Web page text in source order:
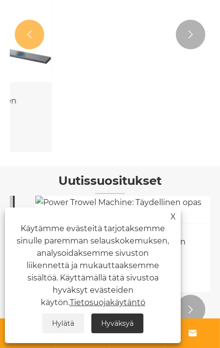
 
Uutissuositukset
Power Trowel Machine: Täydellinen
opas betonilattian viimeistelyyn
Katso lisää >>

 
X
Käytämme evästeitä tarjotaksemme
sinulle paremman selauskokemuksen,
analysoidaksemme sivuston
liikennettä ja mukauttaaksemme
sisältöä. Käyttämällä tätä sivustoa
hyväksyt evästeiden
käytön.Tietosuojakäytäntö
Hylätä Hyväksyä